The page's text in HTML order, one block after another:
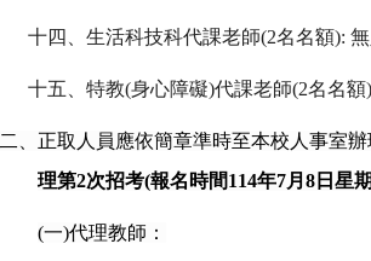
十四、生活科技科代課老師(2名名額):
十五、特教(身心障礙)代課老師(2名名額
二、正取人員應依簡章準時至本校人事室
理第2次招考(報名時間114年7月 8 日星
(一)代理教師：